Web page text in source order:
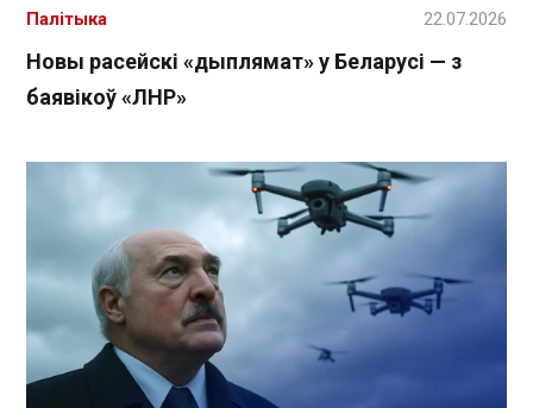
Новы расейскі «дыплямат» у Беларусі — з
баявікоў «ЛНР»
Палітыка 22.07.2026